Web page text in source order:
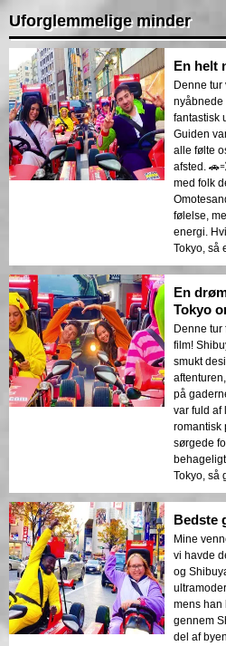
Uforglemmelige minder
En helt
Denne
nyåbnede
fantastisk
Guiden
alle følte
afsted.
med folk
følelse,
energi.
Tokyo, så
En
Tokyo
Denne tur
film!
smukt
på
var fuld af
romantisk
sørgede
Tokyo, så
Bedste
Mine
vi havde
og
mens han
gennem
del af